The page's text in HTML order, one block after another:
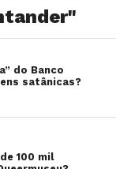
do Banco
satânicas?
100 mil